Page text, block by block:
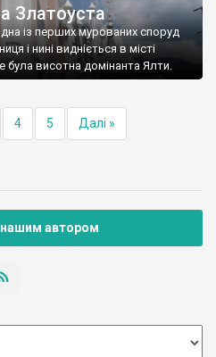
Златоуста
із перших мурованих споруд
і нині видніється в місті
була висотна домінанта Ялти.
4 5 Далі »
нашим автором